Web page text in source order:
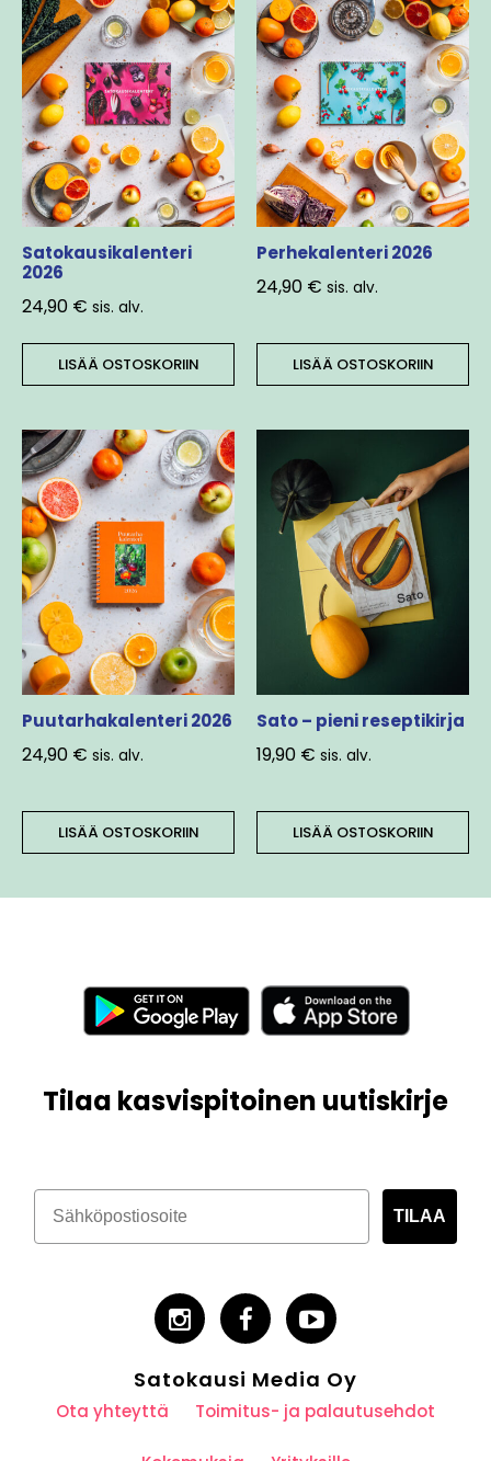
Satokausikalenteri
2026
24,90 € sis. alv.
LISÄÄ OSTOSKORIIN
Perhekalenteri 2026
24,90 € sis. alv.
LISÄÄ OSTOSKORIIN
Puutarhakalenteri 2026
24,90 € sis. alv.
LISÄÄ OSTOSKORIIN
Sato – pieni reseptikirja
19,90 € sis. alv.
LISÄÄ OSTOSKORIIN
Tilaa kasvispitoinen uutiskirje
TILAA
Satokausi Media Oy
Ota yhteyttä Toimitus- ja palautusehdot